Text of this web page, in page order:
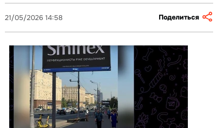
21/05/2026 14:58 Поделиться